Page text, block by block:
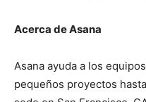
Acerca de Asana
Asana ayuda a los
pequeños proyectos